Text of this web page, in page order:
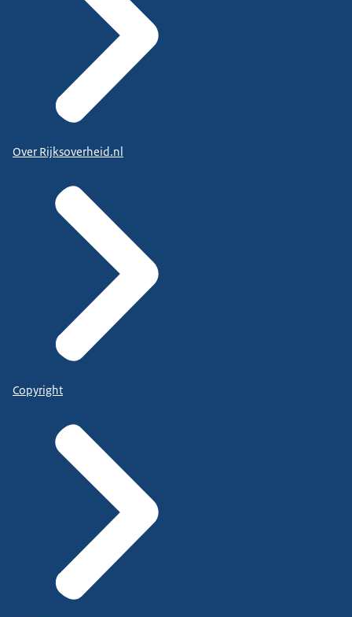
Over Rijksoverheid.nl
Copyright